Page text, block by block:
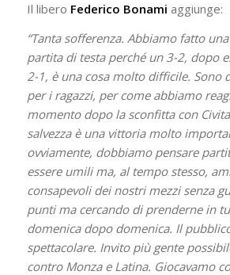
Il libero Federico Bonami aggiunge:
“Tanta sofferenza. Abbiamo fatto
partita di testa perché un 3-2, dopo
2-1, è una cosa molto difficile. Sono
per i ragazzi, per come abbiamo
momento dopo la sconfitta con
salvezza è una vittoria molto
ovviamente, dobbiamo pensare
essere umili ma, al tempo stesso,
consapevoli dei nostri mezzi senza
punti ma cercando di prenderne in
domenica dopo domenica. Il
spettacolare. Invito più gente
contro Monza e Latina. Giocavamo